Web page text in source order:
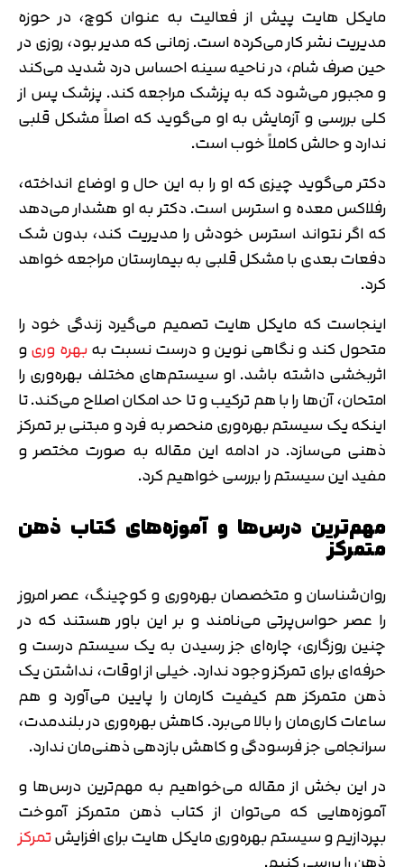
مایکل هایت پیش از فعالیت به عنوان کوچ، در حوزه
مدیریت نشر کار می‌کرده است. زمانی که مدیر بود، روزی در
حین صرف شام، در ناحیه سینه احساس درد شدید می‌کند
و مجبور می‌شود که به پزشک مراجعه کند. پزشک پس از
کلی بررسی و آزمایش به او می‌گوید که اصلاً مشکل قلبی
ندارد و حالش کاملاً خوب است.
دکتر می‌گوید چیزی که او را به این حال و اوضاع انداخته،
رفلاکس معده و استرس است. دکتر به او هشدار می‌دهد
که اگر نتواند استرس خودش را مدیریت کند، بدون شک
دفعات بعدی با مشکل قلبی به بیمارستان مراجعه خواهد
کرد.
اینجاست که مایکل هایت تصمیم می‌گیرد زندگی خود را
متحول کند و نگاهی نوین و درست نسبت بهبهره وریو
اثربخشی داشته باشد. او سیستم‌های مختلف بهره‌وری را
امتحان، آن‌ها را با هم ترکیب و تا حد امکان اصلاح می‌کند. تا
اینکه یک سیستم بهره‌وری منحصر به فرد و مبتنی بر تمرکز
ذهنی می‌سازد. در ادامه این مقاله به صورت مختصر و
مفید این سیستم را بررسی خواهیم کرد.
مهم‌ترین درس‌ها و آموزه‌های کتاب ذهن
متمرکز
روان‌شناسان و متخصصان بهره‌وری و کوچینگ، عصر امروز
را عصر حواس‌پرتی می‌نامند و بر این باور هستند که در
چنین روزگاری، چاره‌ای جز رسیدن به یک سیستم درست و
حرفه‌ای برای تمرکز وجود ندارد. خیلی از اوقات، نداشتن یک
ذهن متمرکز هم کیفیت کارمان را پایین می‌آورد و هم
ساعات کاری‌مان را بالا می‌برد. کاهش بهره‌وری در بلندمدت،
سرانجامی جز فرسودگی و کاهش بازدهی ذهنی‌مان ندارد.
در این بخش از مقاله می‌خواهیم به مهم‌ترین درس‌ها و
آموزه‌هایی که می‌توان از کتاب ذهن متمرکز آموخت
بپردازیم و سیستم بهره‌وری مایکل هایت برای افزایشتمرکز